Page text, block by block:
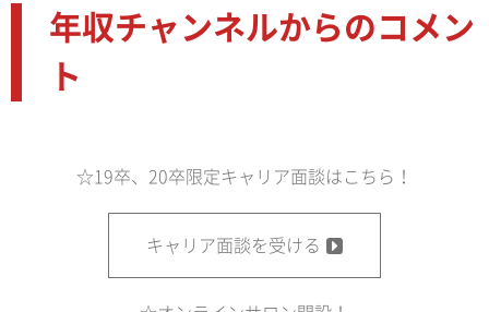
年収チャンネルからのコメン
ト
☆19卒、20卒限定キャリア面談はこちら！
キャリア面談を受ける